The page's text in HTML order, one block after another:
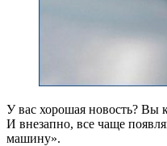
У вас хорошая новость? Вы
И внезапно, все чаще
машину».